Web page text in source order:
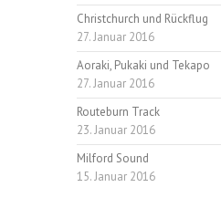
Christchurch und Rückflug
27. Januar 2016
Aoraki, Pukaki und Tekapo
27. Januar 2016
Routeburn Track
23. Januar 2016
Milford Sound
15. Januar 2016